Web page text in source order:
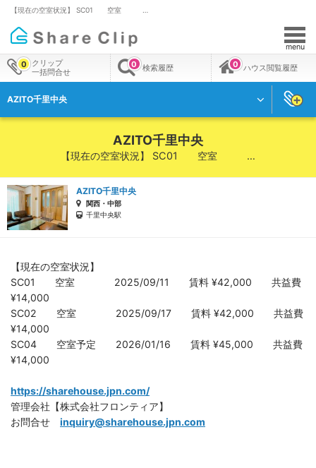
【現在の空室状況】 SC01 空室 …
menu
クリップ
一括問合せ
0 検索履歴
0 ハウス閲覧履歴
0
AZITO千里中央
AZITO千里中央
【現在の空室状況】 SC01 空室 …
AZITO千里中央
関西・中部
千里中央駅
【現在の空室状況】
SC01 空室 2025/09/11 賃料 ¥42,000 共益費
¥14,000
SC02 空室 2025/09/17 賃料 ¥42,000 共益費
¥14,000
SC04 空室予定 2026/01/16 賃料 ¥45,000 共益費
¥14,000
https://sharehouse.jpn.com/
管理会社【株式会社フロンティア】
お問合せ inquiry@sharehouse.jpn.com